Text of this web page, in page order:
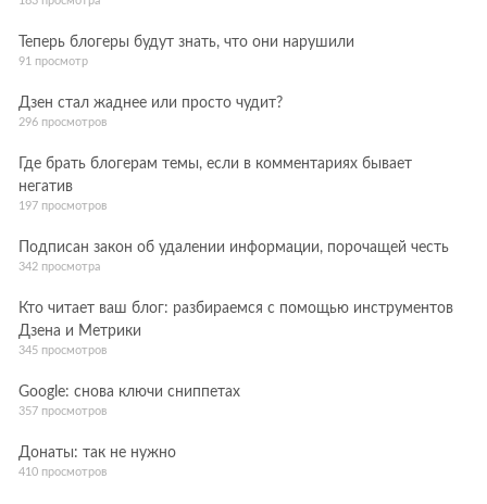
Теперь блогеры будут знать, что они нарушили
91 просмотр
Дзен стал жаднее или просто чудит?
296 просмотров
Где брать блогерам темы, если в комментариях бывает
негатив
197 просмотров
Подписан закон об удалении информации, порочащей честь
342 просмотра
Кто читает ваш блог: разбираемся с помощью инструментов
Дзена и Метрики
345 просмотров
Google: снова ключи сниппетах
357 просмотров
Донаты: так не нужно
410 просмотров